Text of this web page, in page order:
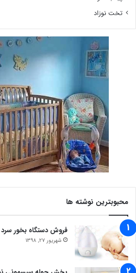
تخت نوزاد
محبوبترین نوشته ها
فروش دستگاه بخور
شهریور 27, 1398